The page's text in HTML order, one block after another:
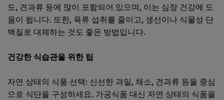
도, 견과류 등에 많이 포함되어 있으며, 이는 심장 건강에 도
움이 됩니다. 또한, 육류 섭취를 줄이고, 생선이나 식물성 단
백질로 대체하는 것도 좋은 방법입니다.
건강한 식습관을 위한 팁
자연 상태의 식품 선택: 신선한 과일, 채소, 견과류 등을 중심
으로 식단을 구성하세요. 가공식품 대신 자연 상태의 식품을